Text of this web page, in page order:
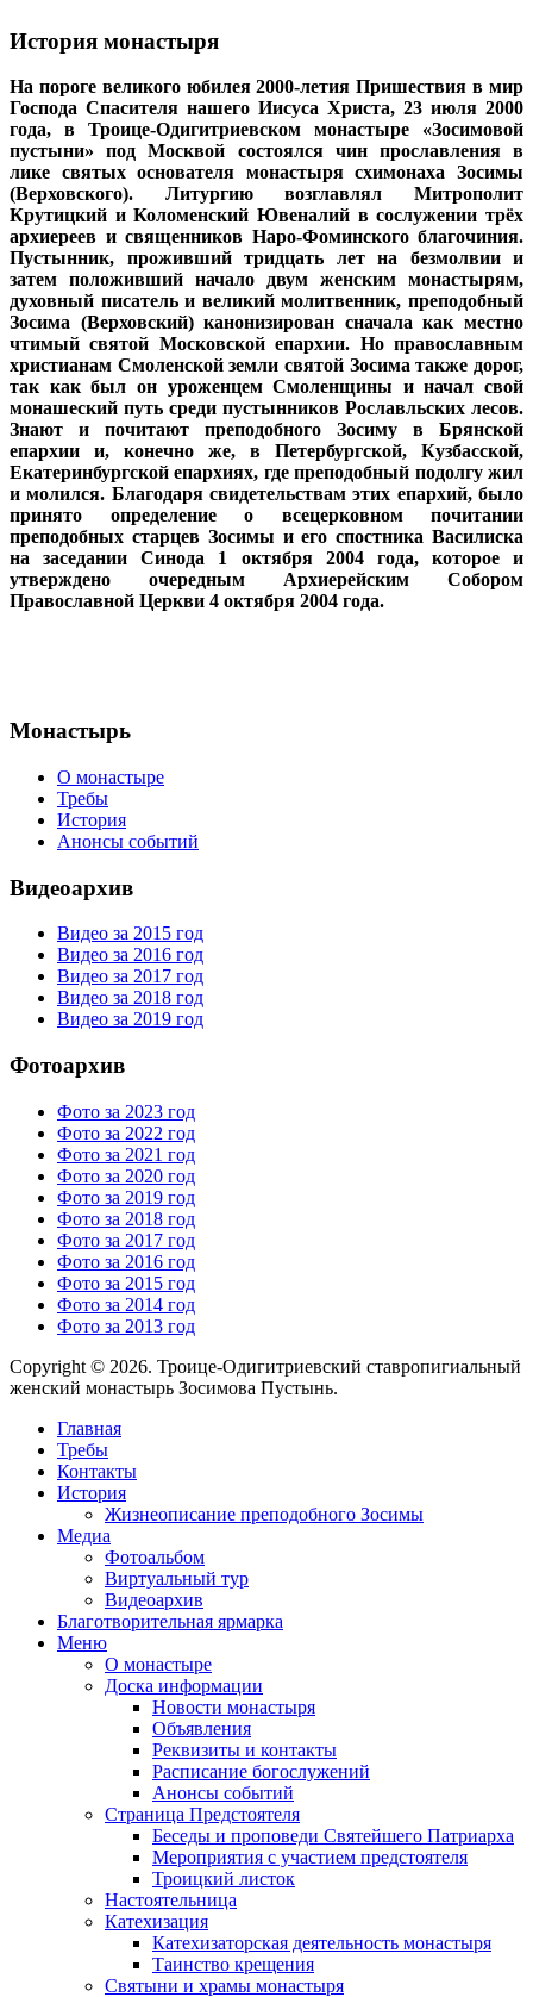
История монастыря
На пороге великого юбилея 2000-летия Пришествия в мир
Господа Спасителя нашего Иисуса Христа, 23 июля 2000
года, в Троице-Одигитриевском монастыре «Зосимовой
пустыни» под Москвой состоялся чин прославления в
лике святых основателя монастыря схимонаха Зосимы
(Верховского). Литургию возглавлял Митрополит
Крутицкий и Коломенский Ювеналий в сослужении трёх
архиереев и священников Наро-Фоминского благочиния.
Пустынник, проживший тридцать лет на безмолвии и
затем положивший начало двум женским монастырям,
духовный писатель и великий молитвенник, преподобный
Зосима (Верховский) канонизирован сначала как местно
чтимый святой Московской епархии. Но православным
христианам Смоленской земли святой Зосима также дорог,
так как был он уроженцем Смоленщины и начал свой
монашеский путь среди пустынников Рославльских лесов.
Знают и почитают преподобного Зосиму в Брянской
епархии и, конечно же, в Петербургской, Кузбасской,
Екатеринбургской епархиях, где преподобный подолгу жил
и молился. Благодаря свидетельствам этих епархий, было
принято определение о всецерковном почитании
преподобных старцев Зосимы и его спостника Василиска
на заседании Синода 1 октября 2004 года, которое и
утверждено очередным Архиерейским Собором
Православной Церкви 4 октября 2004 года.
Монастырь
О монастыре
Требы
История
Анонсы событий
Видеоархив
Видео за 2015 год
Видео за 2016 год
Видео за 2017 год
Видео за 2018 год
Видео за 2019 год
Фотоархив
Фото за 2023 год
Фото за 2022 год
Фото за 2021 год
Фото за 2020 год
Фото за 2019 год
Фото за 2018 год
Фото за 2017 год
Фото за 2016 год
Фото за 2015 год
Фото за 2014 год
Фото за 2013 год
Copyright © 2026. Троице-Одигитриевский ставропигиальный
женский монастырь Зосимова Пустынь.
Главная
Требы
Контакты
История
Жизнеописание преподобного Зосимы
Медиа
Фотоальбом
Виртуальный тур
Видеоархив
Благотворительная ярмарка
Меню
О монастыре
Доска информации
Новости монастыря
Объявления
Реквизиты и контакты
Расписание богослужений
Анонсы событий
Страница Предстоятеля
Беседы и проповеди Святейшего Патриарха
Мероприятия с участием предстоятеля
Троицкий листок
Настоятельница
Катехизация
Катехизаторская деятельность монастыря
Таинство крещения
Святыни и храмы монастыря